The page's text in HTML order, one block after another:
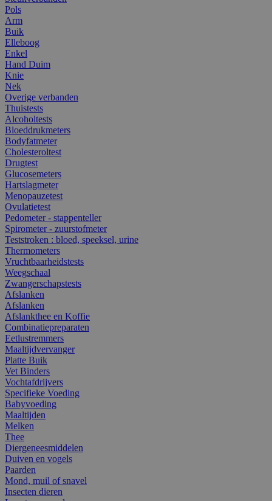
Pols
Arm
Buik
Elleboog
Enkel
Hand Duim
Knie
Nek
Overige verbanden
Thuistests
Alcoholtests
Bloeddrukmeters
Bodyfatmeter
Cholesteroltest
Drugtest
Glucosemeters
Hartslagmeter
Menopauzetest
Ovulatietest
Pedometer - stappenteller
Spirometer - zuurstofmeter
Teststroken : bloed, speeksel, urine
Thermometers
Vruchtbaarheidstests
Weegschaal
Zwangerschapstests
Afslanken
Afslanken
Afslankthee en Koffie
Combinatiepreparaten
Eetlustremmers
Maaltijdvervanger
Platte Buik
Vet Binders
Vochtafdrijvers
Specifieke Voeding
Babyvoeding
Maaltijden
Melken
Thee
Diergeneesmiddelen
Duiven en vogels
Paarden
Mond, muil of snavel
Insecten dieren